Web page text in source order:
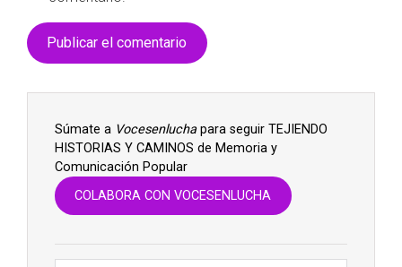
Súmate a Vocesenluchapara seguir TEJIENDO
HISTORIAS Y CAMINOS de Memoria y
Comunicación Popular
COLABORA CON VOCESENLUCHA